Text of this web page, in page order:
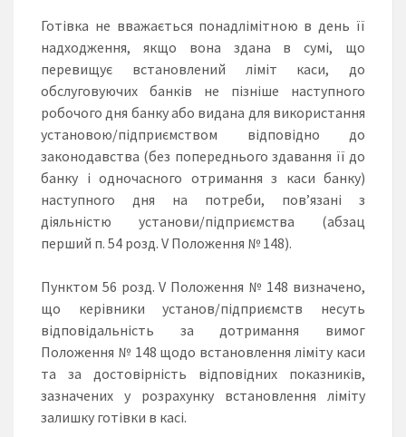
Готівка не вважається понадлімітною в день її
надходження, якщо вона здана в сумі, що
перевищує встановлений ліміт каси, до
обслуговуючих банків не пізніше наступного
робочого дня банку або видана для використання
установою/підприємством відповідно до
законодавства (без попереднього здавання її до
банку і одночасного отримання з каси банку)
наступного дня на потреби, пов’язані з
діяльністю установи/підприємства (абзац
перший п. 54 розд. V Положення № 148).
Пунктом 56 розд. V Положення № 148 визначено,
що керівники установ/підприємств несуть
відповідальність за дотримання вимог
Положення № 148 щодо встановлення ліміту каси
та за достовірність відповідних показників,
зазначених у розрахунку встановлення ліміту
залишку готівки в касі.